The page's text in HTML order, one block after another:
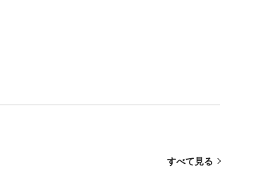
すべて見る